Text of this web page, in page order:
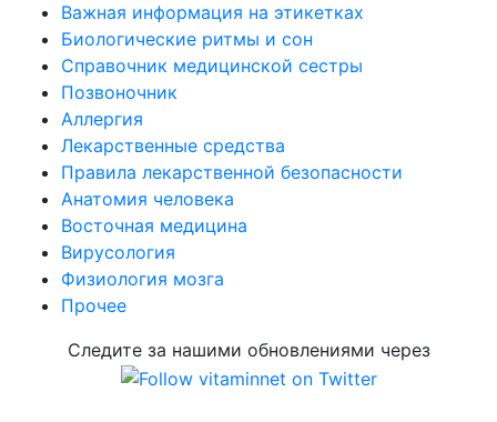
Важная информация на этикетках
Биологические ритмы и сон
Справочник медицинской сестры
Позвоночник
Аллергия
Лекарственные средства
Правила лекарственной безопасности
Aнатомия человека
Восточная медицина
Вирусология
Физиология мозга
Прочее
Следите за нашими обновлениями через